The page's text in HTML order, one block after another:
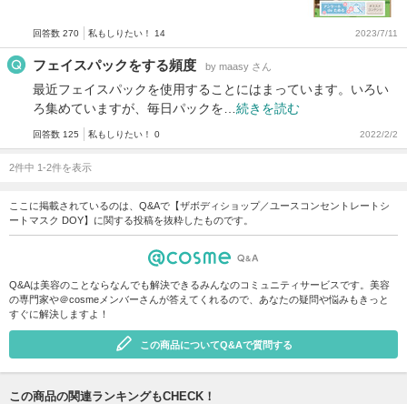
回答数 270 私もしりたい！ 14 2023/7/11
フェイスパックをする頻度 by maasy さん
最近フェイスパックを使用することにはまっています。いろい
ろ集めていますが、毎日パックを… 続きを読む
回答数 125 私もしりたい！ 0 2022/2/2
2件中 1-2件を表示
ここに掲載されているのは、Q&Aで【ザボディショップ／ユースコンセントレートシ
ートマスク DOY】に関する投稿を抜粋したものです。
Q&Aは美容のことならなんでも解決できるみんなのコミュニティサービスです。美容
の専門家や＠cosmeメンバーさんが答えてくれるので、あなたの疑問や悩みもきっと
すぐに解決しますよ！
この商品についてQ&Aで質問する
この商品の関連ランキングもCHECK！